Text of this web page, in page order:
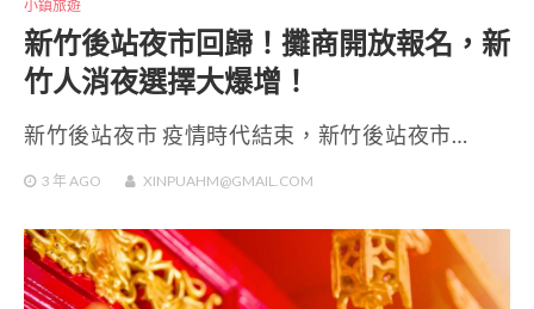
小鎮旅遊
新竹後站夜市回歸！攤商開放報名，新
竹人消夜選擇大爆增！
新竹後站夜市 疫情時代結束，新竹後站夜市…
3 年AGO XINPUAHM@GMAIL.COM